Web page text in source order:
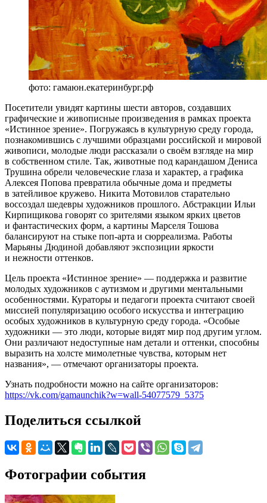
фото: гамаюн.екатеринбург.рф
Посетители увидят картины шести авторов, создавших
графические и живописные произведения в рамках проекта
«Истинное зрение». Погружаясь в культурную среду города,
познакомившись с лучшими образцами российской и мировой
живописи, молодые люди рассказали о своём взгляде на мир
в собственном стиле. Так, животные под карандашом Дениса
Трушина обрели человеческие глаза и характер, а графика
Алексея Попова превратила обычные дома и предметы
в затейливое кружево. Никита Мотовилов старательно
воссоздал шедевры художников прошлого. Абстракции Ильи
Кирпищикова говорят со зрителями языком ярких цветов
и фантастических форм, а картины Марселя Тошова
балансируют на стыке поп-арта и сюрреализма. Работы
Марьяны Дюдиной добавляют экспозиции яркости
и нежности оттенков.
Цель проекта «Истинное зрение» — поддержка и развитие
молодых художников с аутизмом и другими ментальными
особенностями. Кураторы и педагоги проекта считают своей
миссией популяризацию особого искусства и интеграцию
особых художников в культурную среду города. «Особые
художники — это люди, которые видят мир под другим углом.
Они различают недоступные нам детали и оттенки, способны
выразить на холсте мимолетные чувства, которым нет
названия», — отмечают организаторы проекта.
Узнать подробности можно на сайте организаторов:
https://vk.com/gamaunchik?w=wall-54077579_5375
Поделиться ссылкой
Фотографии события